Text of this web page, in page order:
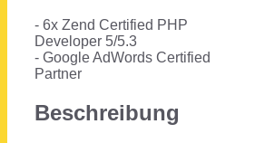
- 6x Zend Certified PHP
Developer 5/5.3
- Google AdWords Certified
Partner
Beschreibung